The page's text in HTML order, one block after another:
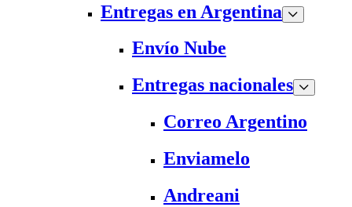
Entregas en Argentina
Envío Nube
Entregas nacionales
Correo Argentino
Enviamelo
Andreani